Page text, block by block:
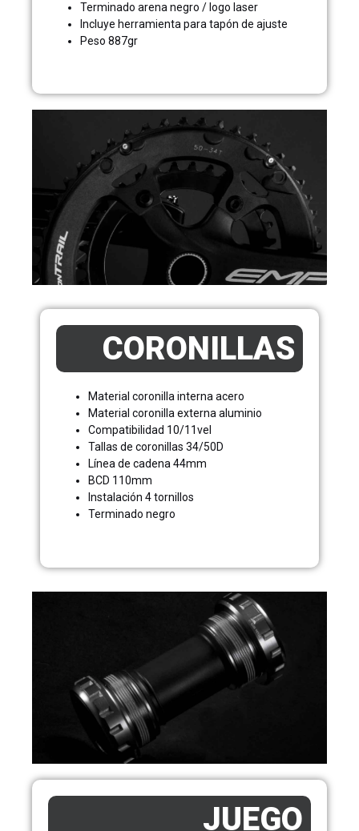
Terminado arena negro / logo laser
Incluye herramienta para tapón de ajuste
Peso 887gr
CORONILLAS
Material coronilla interna acero
Material coronilla externa aluminio
Compatibilidad 10/11vel
Tallas de coronillas 34/50D
Línea de cadena 44mm
BCD 110mm
Instalación 4 tornillos
Terminado negro
JUEGO